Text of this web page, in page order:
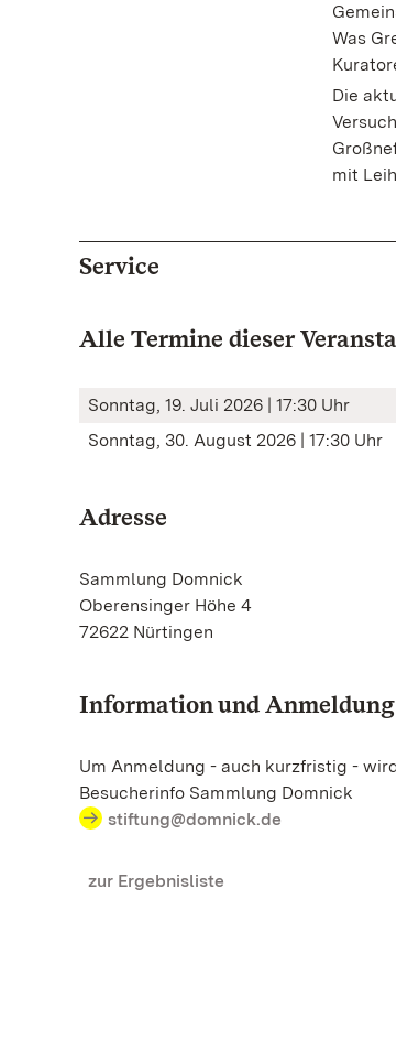
Was
Die
mit
Service
Alle Termine dieser
Sonntag, 19. Juli 2026 | 17:30 Uhr
Sonntag, 30. August 2026 | 17:30 Uhr
Adresse
Sammlung Domnick
Oberensinger Höhe 4
72622 Nürtingen
Information und Anmeldung
Um Anmeldung - auch kurzfristig -
Besucherinfo Sammlung Domnick
stiftung@domnick.de
zur Ergebnisliste